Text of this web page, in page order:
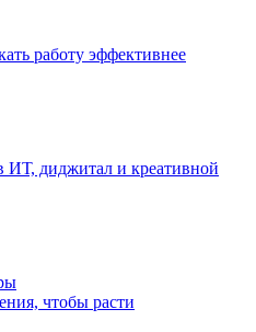
работу эффективнее
ИТ, диджитал и креативной
чтобы расти